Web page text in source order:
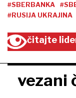
#SBERBANKA
#RUSIJA UKRAJINA
čitajte
vezani